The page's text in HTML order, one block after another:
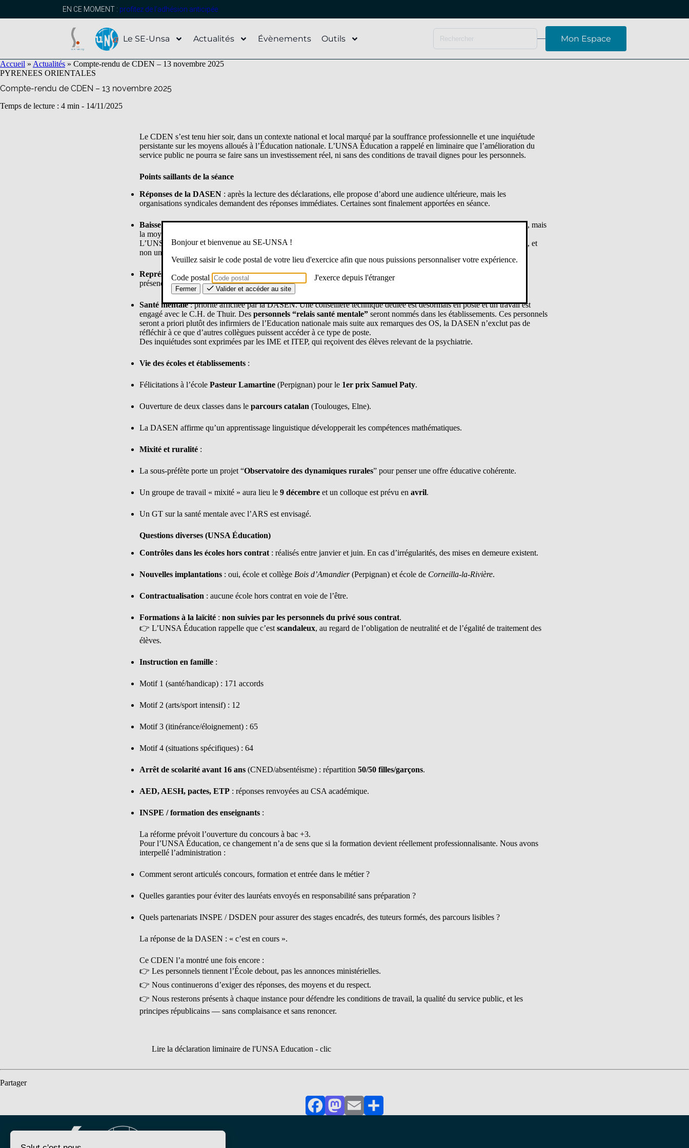
EN CE MOMENT : profitez de l’adhésion anticipée
Le SE-Unsa Actualités Évènements Outils Mon Espace
Accueil » Actualités » Compte-rendu de CDEN – 13 novembre 2025
PYRENEES ORIENTALES
Compte-rendu de CDEN – 13 novembre 2025
Temps de lecture : 4 min - 14/11/2025
Le CDEN s’est tenu hier soir, dans un contexte national et local marqué par la souffrance professionnelle et une inquiétude
persistante sur les moyens alloués à l’Éducation nationale. L’UNSA Éducation a rappelé en liminaire que l’amélioration du
service public ne pourra se faire sans un investissement réel, ni sans des conditions de travail dignes pour les personnels.
Points saillants de la séance
Réponses de la DASEN : après la lecture des déclarations, elle propose d’abord une audience ultérieure, mais les
organisations syndicales demandent des réponses immédiates. Certaines sont finalement apportées en séance.
Baisse démographique: réelle dans le département. Les écarts sont importants entre écoles (de 9 à 28 élèves par classe), mais
la moyenne reste à
L’UNSA Éducation rappelle que cette baisse doit être une
, et
non un prétexte pour réduire les moyens.
Représentation des parents: des parents demandent que les réunions se tiennent à des horaires compatibles avec leur
présence. La DASEN renvoie à l’autonomie des EPLE, tout en leur demandant d’assurer la représentativité des familles.
Santé mentale: priorité affichée par la DASEN. Une conseillère technique dédiée est désormais en poste et un travail est
engagé avec le C.H. de Thuir. Des personnels “relais santé mentale” seront nommés dans les établissements. Ces personnels
seront a priori plutôt des infirmiers de l’Education nationale mais suite aux remarques des OS, la DASEN n’exclut pas de
réfléchir à ce que d’autres collègues puissent accéder à ce type de poste.
Des inquiétudes sont exprimées par les IME et ITEP, qui reçoivent des élèves relevant de la psychiatrie.
Vie des écoles et établissements :
Félicitations à l’école Pasteur Lamartine (Perpignan) pour le 1er prix Samuel Paty.
Ouverture de deux classes dans le parcours catalan (Toulouges, Elne).
La DASEN affirme qu’un apprentissage linguistique développerait les compétences mathématiques.
Mixité et ruralité :
La sous-préfète porte un projet “Observatoire des dynamiques rurales” pour penser une offre éducative cohérente.
Un groupe de travail « mixité » aura lieu le 9 décembre et un colloque est prévu en avril.
Un GT sur la santé mentale avec l’ARS est envisagé.
Questions diverses (UNSA Éducation)
Contrôles dans les écoles hors contrat : réalisés entre janvier et juin. En cas d’irrégularités, des mises en demeure existent.
Nouvelles implantations : oui, école et collège Bois d’Amandier(Perpignan) et école de Corneilla-la-Rivière.
Contractualisation : aucune école hors contrat en voie de l’être.
Formations à la laïcité : non suivies par les personnels du privé sous contrat.
👉 L’UNSA Éducation rappelle que c’est scandaleux, au regard de l’obligation de neutralité et de l’égalité de traitement des
élèves.
Instruction en famille :
Motif 1 (santé/handicap) : 171 accords
Motif 2 (arts/sport intensif) : 12
Motif 3 (itinérance/éloignement) : 65
Motif 4 (situations spécifiques) : 64
Arrêt de scolarité avant 16 ans (CNED/absentéisme) : répartition 50/50 filles/garçons.
AED, AESH, pactes, ETP : réponses renvoyées au CSA académique.
INSPE / formation des enseignants :
La réforme prévoit l’ouverture du concours à bac +3.
Pour l’UNSA Éducation, ce changement n’a de sens que si la formation devient réellement professionnalisante. Nous avons
interpellé l’administration :
Comment seront articulés concours, formation et entrée dans le métier ?
Quelles garanties pour éviter des lauréats envoyés en responsabilité sans préparation ?
Quels partenariats INSPE / DSDEN pour assurer des stages encadrés, des tuteurs formés, des parcours lisibles ?
La réponse de la DASEN : « c’est en cours ».
Ce CDEN l’a montré une fois encore :
👉 Les personnels tiennent l’École debout, pas les annonces ministérielles.
👉 Nous continuerons d’exiger des réponses, des moyens et du respect.
👉 Nous resterons présents à chaque instance pour défendre les conditions de travail, la qualité du service public, et les
principes républicains — sans complaisance et sans renoncer.
Lire la déclaration liminaire de l'UNSA Education - clic
Partager
FacebookMastodon
EmailPartager
Bonjour et bienvenue au SE-UNSA !
Veuillez saisir le code postal de votre lieu d'exercice afin que nous puissions personnaliser votre expérience.
Code postal J'exerce depuis l'étranger
Fermer Valider et accéder au site